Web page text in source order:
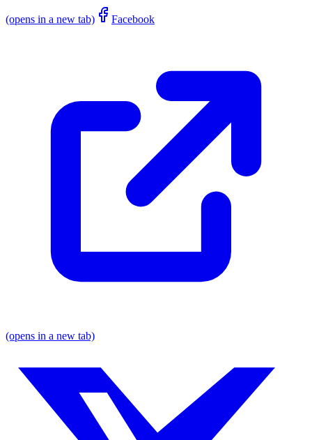
(opens in a new tab) Facebook
(opens in a new tab)